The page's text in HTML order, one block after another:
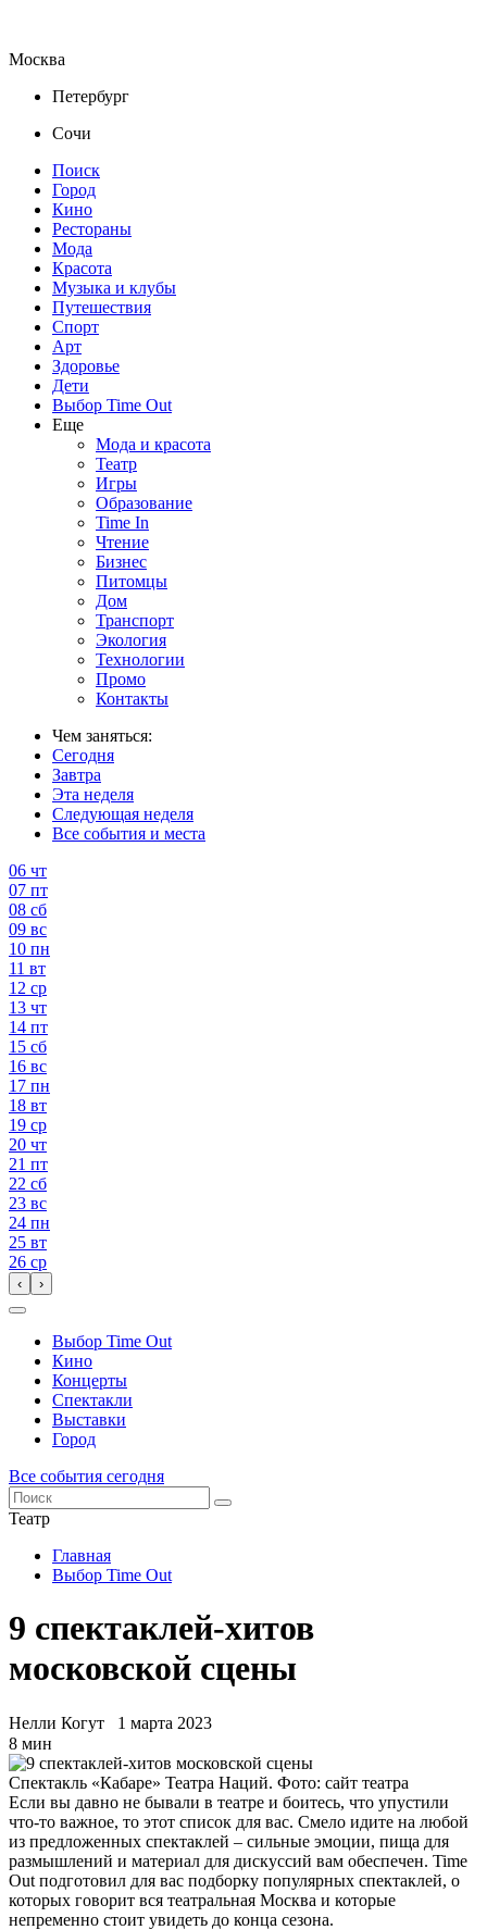
Москва
Петербург
Сочи
Поиск
Город
Кино
Рестораны
Мода
Красота
Музыка и клубы
Путешествия
Спорт
Арт
Здоровье
Дети
Выбор Time Out
Еще
Мода и красота
Театр
Игры
Образование
Time In
Чтение
Бизнес
Питомцы
Дом
Транспорт
Экология
Технологии
Промо
Контакты
Чем заняться:
Сегодня
Завтра
Эта неделя
Следующая неделя
Все события и места
06 чт
07 пт
08 сб
09 вс
10 пн
11 вт
12 ср
13 чт
14 пт
15 сб
16 вс
17 пн
18 вт
19 ср
20 чт
21 пт
22 сб
23 вс
24 пн
25 вт
26 ср
‹ ›
Выбор Time Out
Кино
Концерты
Спектакли
Выставки
Город
Все события сегодня
Театр
Главная
Выбор Time Out
9 спектаклей-хитов
московской сцены
Нелли Когут
1 марта 2023
8 мин
Спектакль «Кабаре» Театра Наций. Фото: сайт театра
Если вы давно не бывали в театре и боитесь, что упустили
что-то важное, то этот список для вас. Смело идите на любой
из предложенных спектаклей – сильные эмоции, пища для
размышлений и материал для дискуссий вам обеспечен. Time
Out подготовил для вас подборку популярных спектаклей, о
которых говорит вся театральная Москва и которые
непременно стоит увидеть до конца сезона.